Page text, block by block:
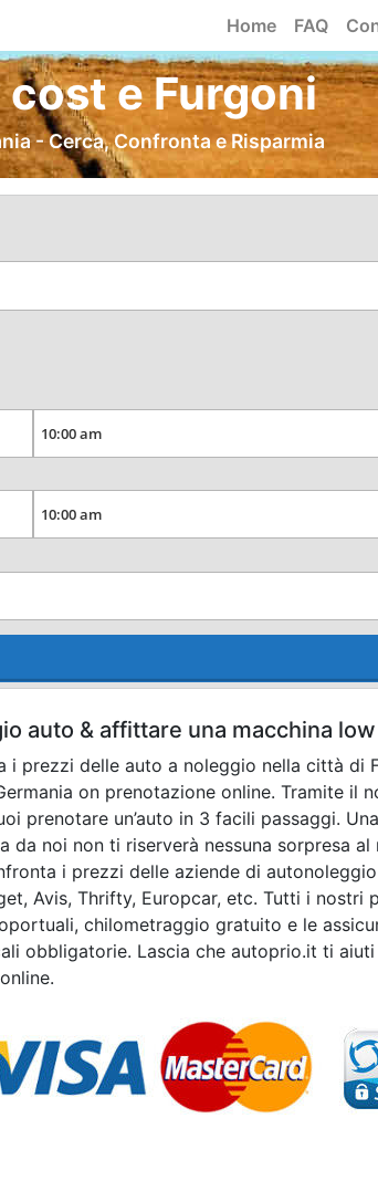
Home FAQ
e Furgoni
- Cerca, Confronta e Risparmia
auto & affittare una macchina
i prezzi delle auto a noleggio nella città di
on prenotazione online. Tramite il
prenotare un’auto in 3 facili passaggi.
da noi non ti riserverà nessuna sorpresa al
i prezzi delle aziende di
Avis, Thrifty, Europcar, etc. Tutti i nostri
chilometraggio gratuito e le
obbligatorie. Lascia che autoprio.it ti